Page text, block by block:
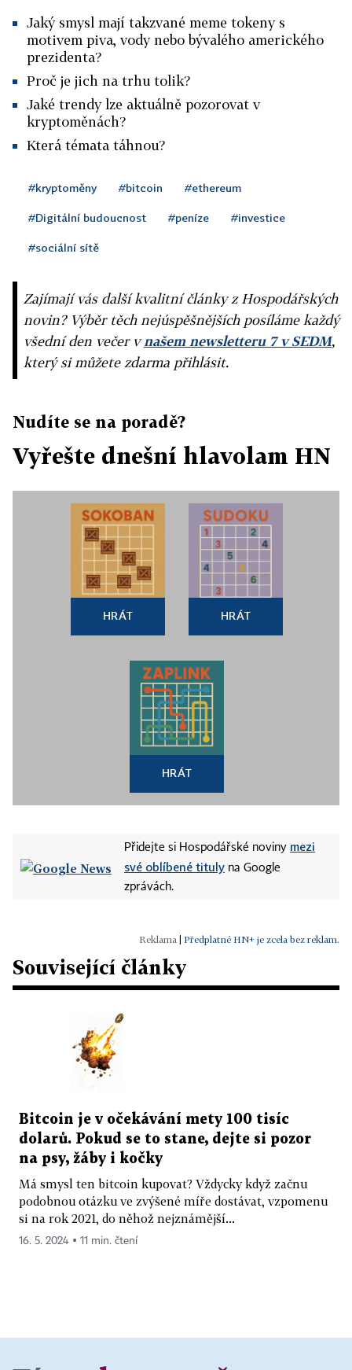
Jaký smysl mají takzvané meme tokeny s
motivem piva, vody nebo bývalého amerického
prezidenta?
Proč je jich na trhu tolik?
Jaké trendy lze aktuálně pozorovat v
kryptoměnách?
Která témata táhnou?
#kryptoměny #bitcoin #ethereum
#Digitální budoucnost #peníze #investice
#sociální sítě
Zajímají vás další kvalitní články z Hospodářských
novin? Výběr těch nejúspěšnějších posíláme každý
všední den večer vnašem newsletteru 7 v SEDM,
který si můžete zdarma přihlásit.
Nudíte se na poradě?
Vyřešte dnešní hlavolam HN
HRÁT HRÁT
HRÁT
Přidejte si Hospodářské noviny mezi
své oblíbené tituly na Google
zprávách.
Předplatné HN+ je zcela bez reklam.
Související články
Bitcoin je v očekávání mety 100 tisíc
dolarů. Pokud se to stane, dejte si pozor
na psy, žáby i kočky
Má smysl ten bitcoin kupovat? Vždycky když začnu
podobnou otázku ve zvýšené míře dostávat, vzpomenu
si na rok 2021, do něhož nejznámější...
16. 5. 2024 ▪ 11 min. čtení